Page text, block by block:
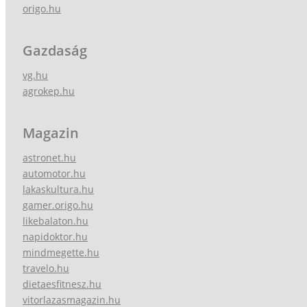
origo.hu
Gazdaság
vg.hu
agrokep.hu
Magazin
astronet.hu
automotor.hu
lakaskultura.hu
gamer.origo.hu
likebalaton.hu
napidoktor.hu
mindmegette.hu
travelo.hu
dietaesfitnesz.hu
vitorlazasmagazin.hu